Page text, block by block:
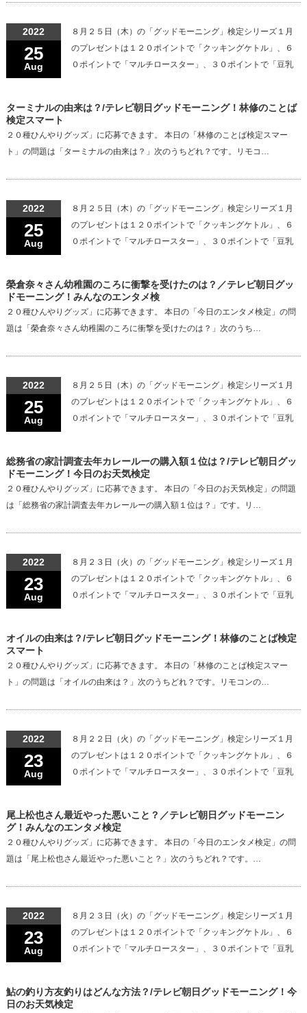
2022
25
Aug
ターミナルの由来は？/テレビ朝日グッドモーニング！林修のことば
検定スマート
８月２５日（木）の「グッドモーニング」検定シリーズ１月
のプレゼントは１２０ポイントで「クッキングケトル」、６
０ポイントで「マルチロースター」、３０ポイントで「豆乳
２０種ひんやりグッズ」に応募できます。 本日の「林修のことば検定スマー
ト」の問題は「ターミナルの由来は？」次のうちどれ？です。リモコ…
2022
25
Aug
榮倉奈々さん幼稚園のころに衝撃を受けたのは？／テレビ朝日グッ
ドモーニング！みんなのエンタメ検
８月２５日（木）の「グッドモーニング」検定シリーズ１月
のプレゼントは１２０ポイントで「クッキングケトル」、６
０ポイントで「マルチロースター」、３０ポイントで「豆乳
２０種ひんやりグッズ」に応募できます。 本日の「今日のエンタメ検定」の問
題は「榮倉奈々さん幼稚園のころに衝撃を受けたのは？」次のうち…
2022
25
Aug
総務省の家計調査去年カレールーの購入額１位は？/テレビ朝日グッ
ドモーニング！今日のお天気検定
８月２５日（木）の「グッドモーニング」検定シリーズ１月
のプレゼントは１２０ポイントで「クッキングケトル」、６
０ポイントで「マルチロースター」、３０ポイントで「豆乳
２０種ひんやりグッズ」に応募できます。 本日の「今日のお天気検定」の問題
は「総務省の家計調査去年カレールーの購入額１位は？」です。リ…
2022
23
Aug
オイルの由来は？/テレビ朝日グッドモーニング！林修のことば検定
スマート
８月２３日（火）の「グッドモーニング」検定シリーズ１月
のプレゼントは１２０ポイントで「クッキングケトル」、６
０ポイントで「マルチロースター」、３０ポイントで「豆乳
２０種ひんやりグッズ」に応募できます。 本日の「林修のことば検定スマー
ト」の問題は「オイルの由来は？」次のうちどれ？です。リモコンの…
2022
23
Aug
尾上松也さん最近やった悪いこと？／テレビ朝日グッドモーニン
グ！みんなのエンタメ検定
８月２２日（火）の「グッドモーニング」検定シリーズ１月
のプレゼントは１２０ポイントで「クッキングケトル」、６
０ポイントで「マルチロースター」、３０ポイントで「豆乳
２０種ひんやりグッズ」に応募できます。 本日の「今日のエンタメ検定」の問
題は「尾上松也さん最近やった悪いこと？」次のうちどれ？です。…
2022
23
Aug
鮎の釣り方友釣りはどんな方法？/テレビ朝日グッドモーニング！今
日のお天気検定
８月２３日（火）の「グッドモーニング」検定シリーズ１月
のプレゼントは１２０ポイントで「クッキングケトル」、６
０ポイントで「マルチロースター」、３０ポイントで「豆乳